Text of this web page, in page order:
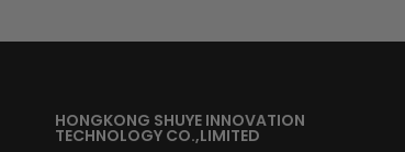
HONGKONG SHUYE INNOVATION
TECHNOLOGY CO.,LIMITED